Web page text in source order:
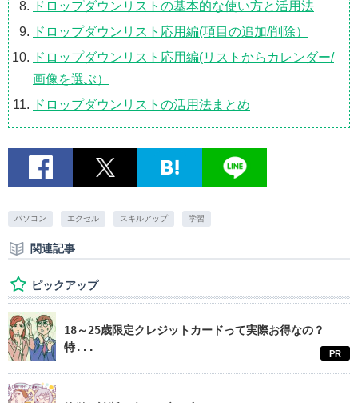
ドロップダウンリストの基本的な使い方と活用法
ドロップダウンリスト応用編(項目の追加/削除）
ドロップダウンリスト応用編(リストからカレンダー/
画像を選ぶ）
ドロップダウンリストの活用法まとめ
パソコン エクセル スキルアップ 学習
関連記事
ピックアップ
18～25歳限定クレジットカードって実際お得なの？
特...
PR